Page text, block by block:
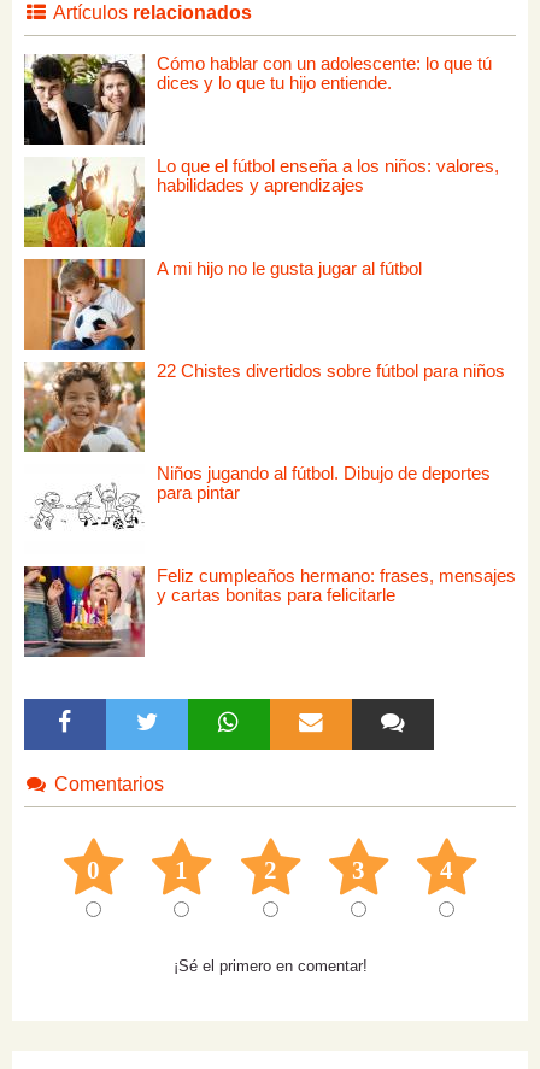
Artículos relacionados
Cómo hablar con un adolescente: lo que tú
dices y lo que tu hijo entiende.
Lo que el fútbol enseña a los niños: valores,
habilidades y aprendizajes
A mi hijo no le gusta jugar al fútbol
22 Chistes divertidos sobre fútbol para niños
Niños jugando al fútbol. Dibujo de deportes
para pintar
Feliz cumpleaños hermano: frases, mensajes
y cartas bonitas para felicitarle
Comentarios
0 1 2 3 4
¡Sé el primero en comentar!